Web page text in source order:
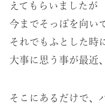
えてもらいましたが
今までそっぽを向い
それでもふとした時
大事に思う事が最近
そこにあるだけで、